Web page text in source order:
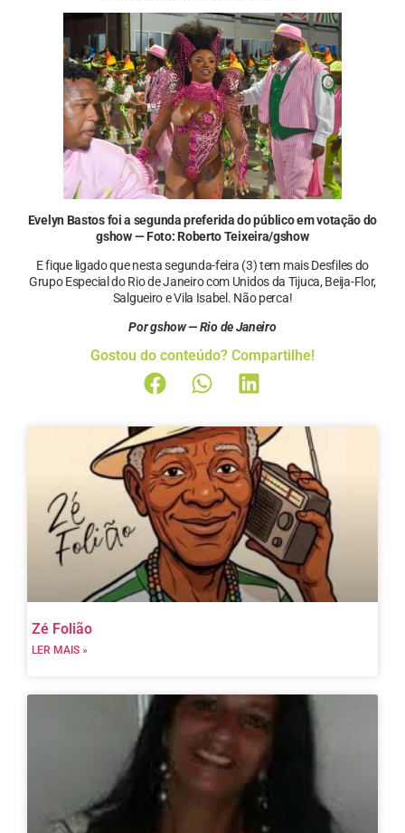
Evelyn Bastos foi a segunda preferida do público em votação do
gshow — Foto: Roberto Teixeira/gshow
E fique ligado que nesta segunda-feira (3) tem mais Desfiles do
Grupo Especial do Rio de Janeiro com Unidos da Tijuca, Beija-Flor,
Salgueiro e Vila Isabel. Não perca!
Por gshow — Rio de Janeiro
Gostou do conteúdo? Compartilhe!
Zé Folião
LER MAIS »